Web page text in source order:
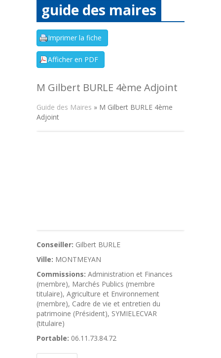
guide des maires
M Gilbert BURLE 4ème Adjoint
Guide des Maires » M Gilbert BURLE 4ème
Adjoint
Conseiller: Gilbert BURLE
Ville: MONTMEYAN
Commissions: Administration et Finances
(membre), Marchés Publics (membre
titulaire), Agriculture et Environnement
(membre), Cadre de vie et entretien du
patrimoine (Président), SYMIELECVAR
(titulaire)
Portable: 06.11.73.84.72